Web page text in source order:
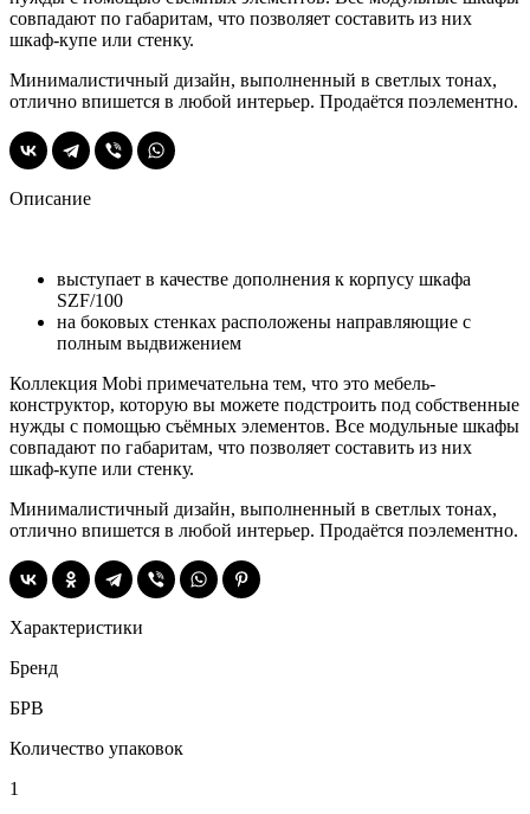
совпадают по габаритам, что позволяет составить из них
шкаф-купе или стенку.
Минималистичный дизайн, выполненный в светлых тонах,
отлично впишется в любой интерьер. Продаётся поэлементно.
Описание
выступает в качестве дополнения к корпусу шкафа
SZF/100
на боковых стенках расположены направляющие с
полным выдвижением
Коллекция Mobi примечательна тем, что это мебель-
конструктор, которую вы можете подстроить под собственные
нужды с помощью съёмных элементов. Все модульные шкафы
совпадают по габаритам, что позволяет составить из них
шкаф-купе или стенку.
Минималистичный дизайн, выполненный в светлых тонах,
отлично впишется в любой интерьер. Продаётся поэлементно.
Характеристики
Бренд
БРВ
Количество упаковок
1